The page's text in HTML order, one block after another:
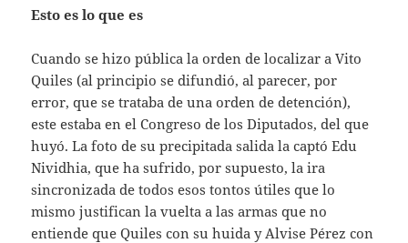
Esto es lo que es
Cuando se hizo pública la orden de localizar a Vito
Quiles (al principio se difundió, al parecer, por
error, que se trataba de una orden de detención),
este estaba en el Congreso de los Diputados, del que
huyó. La foto de su precipitada salida la captó Edu
Nividhia, que ha sufrido, por supuesto, la ira
sincronizada de todos esos tontos útiles que lo
mismo justifican la vuelta a las armas que no
entiende que Quiles con su huida y Alvise Pérez con